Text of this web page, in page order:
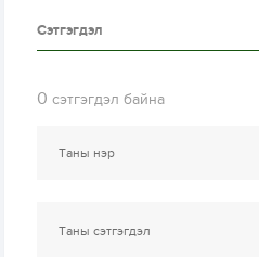
Сэтгэгдэл
0 сэтгэгдэл байна